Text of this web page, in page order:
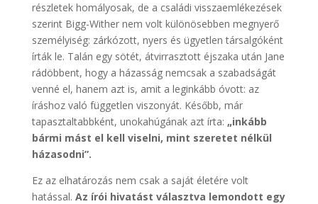
részletek homályosak, de a családi visszaemlékezések
szerint Bigg-Wither nem volt különösebben megnyerő
személyiség: zárkózott, nyers és ügyetlen társalgóként
írták le. Talán egy sötét, átvirrasztott éjszaka után Jane
rádöbbent, hogy a házasság nemcsak a szabadságát
venné el, hanem azt is, amit a leginkább óvott: az
íráshoz való független viszonyát. Később, már
tapasztaltabbként, unokahúgának azt írta: „inkább
bármi mást el kell viselni, mint szeretet nélkül
házasodni”.
Ez az elhatározás nem csak a saját életére volt
hatással. Az írói hivatást választva lemondott egy